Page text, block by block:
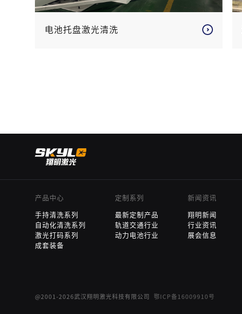
电池托盘激光清洗
产品中心
手持清洗系列
自动化清洗系列
激光打码系列
成套装备
定制系列
最新定制产品
轨道交通行业
动力电池行业
新闻资讯
翔明新闻
行业资讯
展会信息
@2001-2026武汉翔明激光科技有限公司 鄂ICP备16009910号